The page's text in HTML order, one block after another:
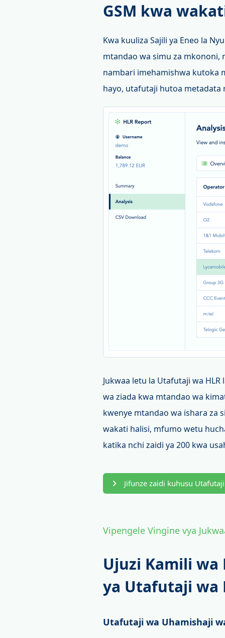
GSM kwa
Kwa kuuliza Sajili ya Eneo la
mtandao wa simu za mkononi,
nambari imehamishwa kutoka
hayo, utafutaji hutoa metadata
Jukwaa letu la Utafutaji wa
wa ziada kwa mtandao wa
kwenye mtandao wa ishara za
wakati halisi, mfumo wetu
katika nchi zaidi ya 200 kwa
Jifunze zaidi kuhusu
Vipengele Vingine vya
Ujuzi Kamili wa
ya Utafutaji wa
Utafutaji wa Uhamishaji